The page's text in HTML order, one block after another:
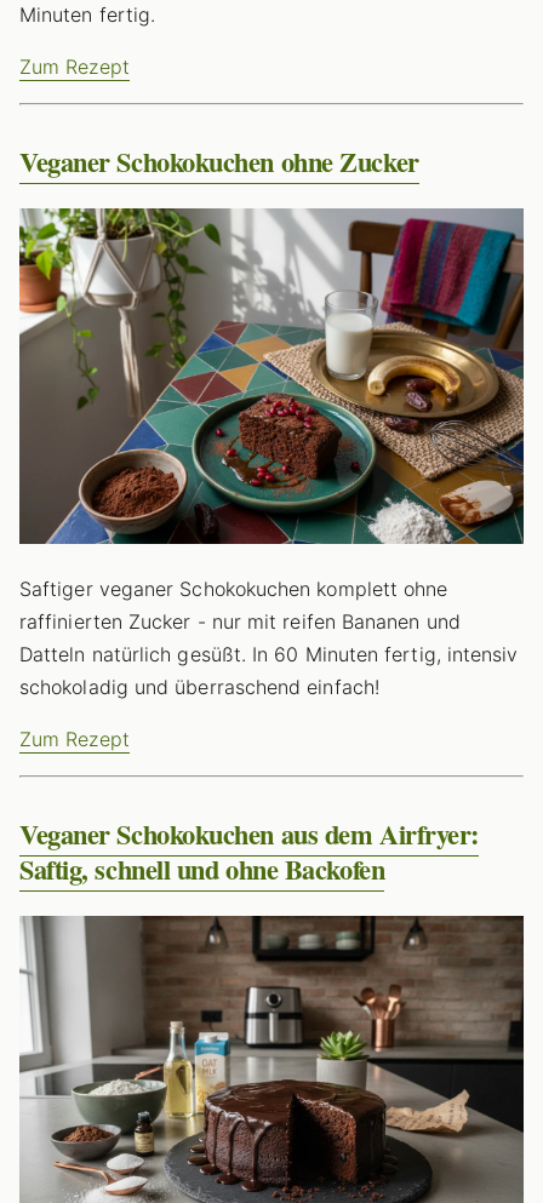
Minuten fertig.
Zum Rezept
Veganer Schokokuchen ohne Zucker
Saftiger veganer Schokokuchen komplett ohne
raffinierten Zucker - nur mit reifen Bananen und
Datteln natürlich gesüßt. In 60 Minuten fertig, intensiv
schokoladig und überraschend einfach!
Zum Rezept
Veganer Schokokuchen aus dem Airfryer:
Saftig, schnell und ohne Backofen